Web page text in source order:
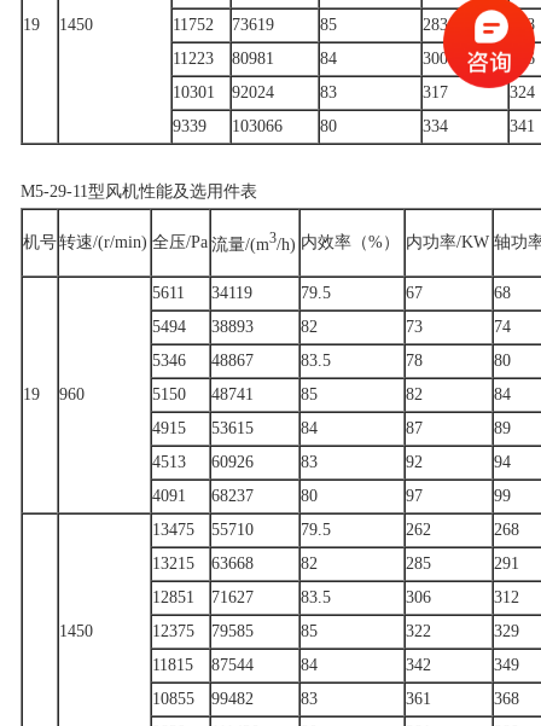
19 1450
11752
73619 85 283
288
11223
80981 84 300
306
10301
92024 83 317
324
9339
103066 80 334 341
M5-29-11型风机性能及选用件表
机号转速/(r/min) 全压/Pa 流量/(m3/h) 内效率（%） 内功率/KW 轴功
19 960
5611 34119 79.5 67
68
5494
38893 82 73
74
5346
48867 83.5 78
80
5150
48741 85 82
84
4915
53615 84 87
89
4513
60926 83 92
94
4091
68237 80 97 99
1450
13475 55710 79.5 262
268
13215
63668 82 285
291
12851
71627 83.5 306
312
12375
79585 85 322
329
11815
87544 84 342
349
10855
99482 83 361
368